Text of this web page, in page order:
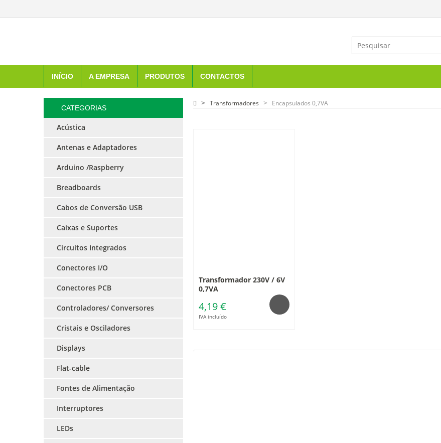
INÍCIO A EMPRESA PRODUTOS CONTACTOS
CATEGORIAS
Acústica
Antenas e Adaptadores
Arduino /Raspberry
Breadboards
Cabos de Conversão USB
Caixas e Suportes
Circuitos Integrados
Conectores I/O
Conectores PCB
Controladores/ Conversores
Cristais e Osciladores
Displays
Flat-cable
Fontes de Alimentação
Interruptores
LEDs
Transformadores Encapsulados 0,7VA
Transformador 230V / 6V
0,7VA
4,19 €
IVA incluído